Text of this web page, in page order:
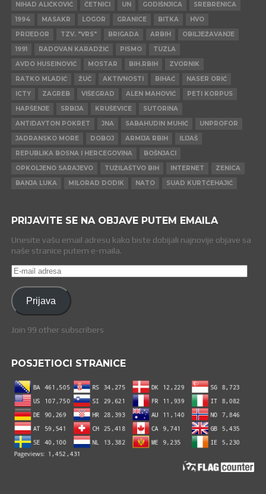
NIHAD ALIČKOVIĆ
ČETNICI UN GODIŠNJICA
SREBRENICA
1994
MASAKR LOGOR GRANICE BITKA
HVO
PRIJEDOR
TZV. "VRS" BRIGADA ARBIH
OBILJEŽAVANJE
1991
RADOVAN KARADŽIĆ PISMO
TUZLA
AVDO HUSEINOVIĆ
MOSTAR BIH.RBIH
ZVORNIK
RATKO MLADIĆ
ŽUČ AKTIVNOSTI BIHAĆ
NASER ORIĆ
ICTY
ZAGREB VIŠEGRAD ALEN MAHOVIĆ
PETI KORPUS
HAPŠENJE
SRBIJA KRUŠEVICE
SUTORINA
ANTIDAYTON POKRET
JNA SABAHUDIN MUHIĆ
UNPROFOR
JADRANSKO MORE
DOBOJ ARMIJA RBIH
ILIJAŠ
REPUBLIKA BOSNA I HERCEGOVINA
BOŠNJACI
OPKOLJENO SARAJEVO
TUŽILAŠTVO BIH INTERNET
ZENICA
BANJA LUKA
MILORAD DODIK NATO SUAD KURTĆEHAJIĆ
PRIJAVITE SE NA OBJAVE PUTEM EMAILA
Unesite vašu email adresu kako biste dobijali najnovije objave sa
naše stranice putem e-maila.
E-
mail
adresa
Prijava
Join 99 other subscribers
POSJETIOCI STRANICE